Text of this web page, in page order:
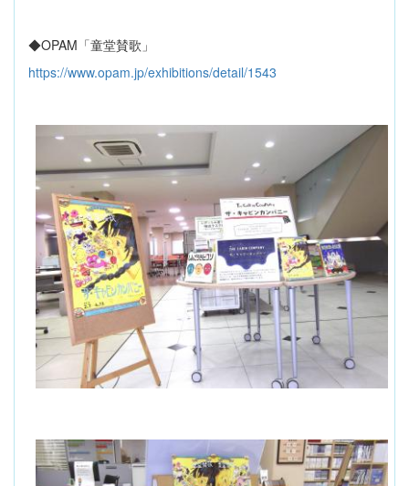
◆OPAM「童堂賛歌」
https://www.opam.jp/exhibitions/detail/1543